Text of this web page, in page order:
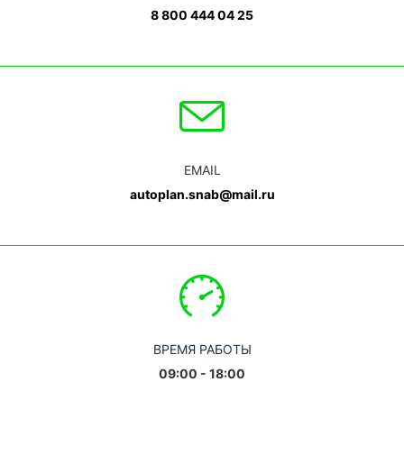
8 800 444 04 25
EMAIL
autoplan.snab@mail.ru
ВРЕМЯ РАБОТЫ
09:00 - 18:00